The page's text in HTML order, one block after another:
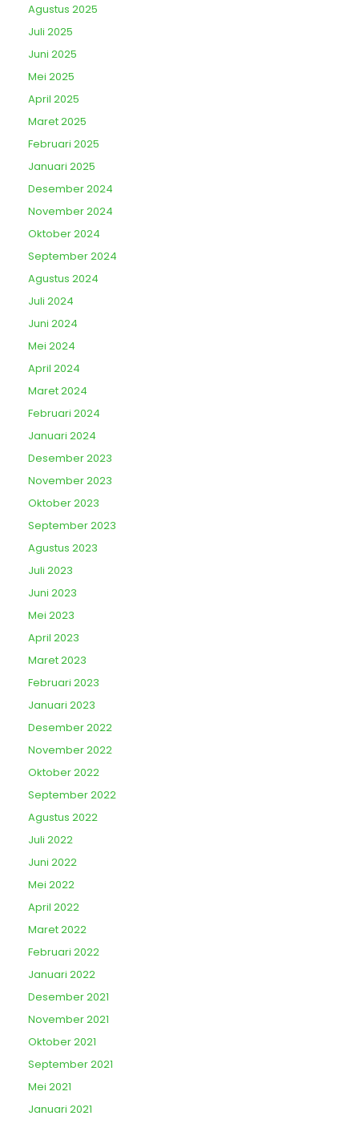
Agustus 2025
Juli 2025
Juni 2025
Mei 2025
April 2025
Maret 2025
Februari 2025
Januari 2025
Desember 2024
November 2024
Oktober 2024
September 2024
Agustus 2024
Juli 2024
Juni 2024
Mei 2024
April 2024
Maret 2024
Februari 2024
Januari 2024
Desember 2023
November 2023
Oktober 2023
September 2023
Agustus 2023
Juli 2023
Juni 2023
Mei 2023
April 2023
Maret 2023
Februari 2023
Januari 2023
Desember 2022
November 2022
Oktober 2022
September 2022
Agustus 2022
Juli 2022
Juni 2022
Mei 2022
April 2022
Maret 2022
Februari 2022
Januari 2022
Desember 2021
November 2021
Oktober 2021
September 2021
Mei 2021
Januari 2021